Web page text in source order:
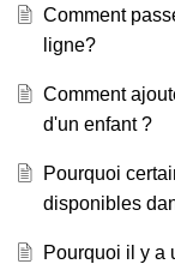
Comment
ligne?
Comment
d'un enfant ?
Pourquoi
disponibles
Pourquoi il y a